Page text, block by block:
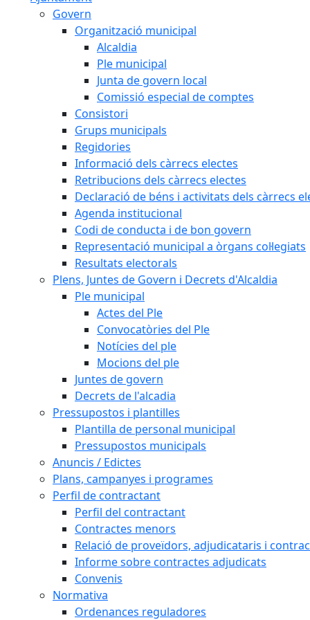
Govern
Organització municipal
Alcaldia
Ple municipal
Junta de govern local
Comissió especial de comptes
Consistori
Grups municipals
Regidories
Informació dels càrrecs electes
Retribucions dels càrrecs electes
Declaració de béns i activitats dels càrrecs
Agenda institucional
Codi de conducta i de bon govern
Representació municipal a òrgans col·legiats
Resultats electorals
Plens, Juntes de Govern i Decrets d'Alcaldia
Ple municipal
Actes del Ple
Convocatòries del Ple
Notícies del ple
Mocions del ple
Juntes de govern
Decrets de l'alcadia
Pressupostos i plantilles
Plantilla de personal municipal
Pressupostos municipals
Anuncis / Edictes
Plans, campanyes i programes
Perfil de contractant
Perfil del contractant
Contractes menors
Relació de proveïdors, adjudicataris i
Informe sobre contractes adjudicats
Convenis
Normativa
Ordenances reguladores